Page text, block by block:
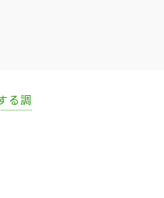
る調